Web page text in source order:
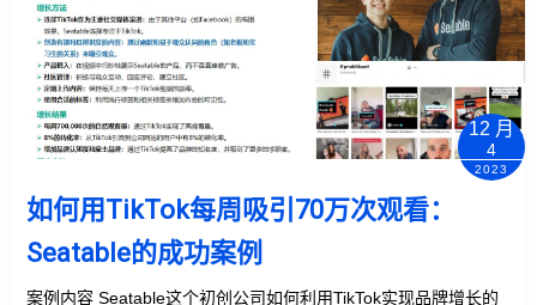
12 月
4
2023
如何用TikTok每周吸引70万次观看：
Seatable的成功案例
案例内容 Seatable这个初创公司如何利用TikTok实现品牌增长的